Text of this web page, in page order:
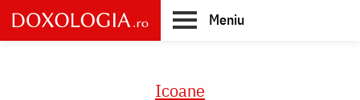
Skip
to
main
Meniu
Icoane